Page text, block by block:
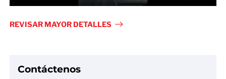
Play Mute
Enter
REVISAR MAYOR DETALLES
Contáctenos